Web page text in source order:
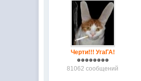
Черти!!! УгаГА!
81062 сообщений